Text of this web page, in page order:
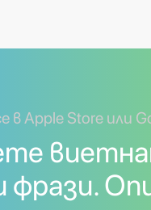
в Apple Store или
фрази.